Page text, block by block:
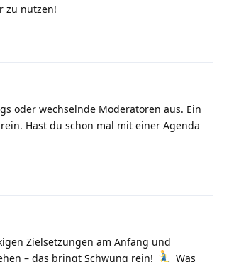
zu nutzen!
oder wechselnde Moderatoren aus. Ein
Hast du schon mal mit einer Agenda
Zielsetzungen am Anfang und
– das bringt Schwung rein!
Was